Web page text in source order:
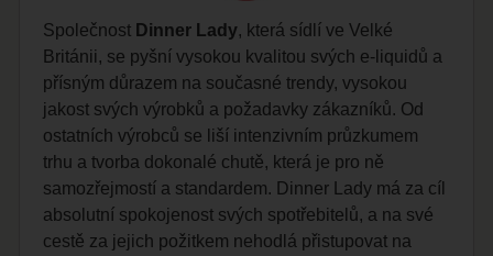
Společnost Dinner Lady, která sídlí ve Velké
Británii, se pyšní vysokou kvalitou svých e-liquidů a
přísným důrazem na současné trendy, vysokou
jakost svých výrobků a požadavky zákazníků. Od
ostatních výrobců se liší intenzivním průzkumem
trhu a tvorba dokonalé chutě, která je pro ně
samozřejmostí a standardem. Dinner Lady má za cíl
absolutní spokojenost svých spotřebitelů, a na své
cestě za jejich požitkem nehodlá přistupovat na